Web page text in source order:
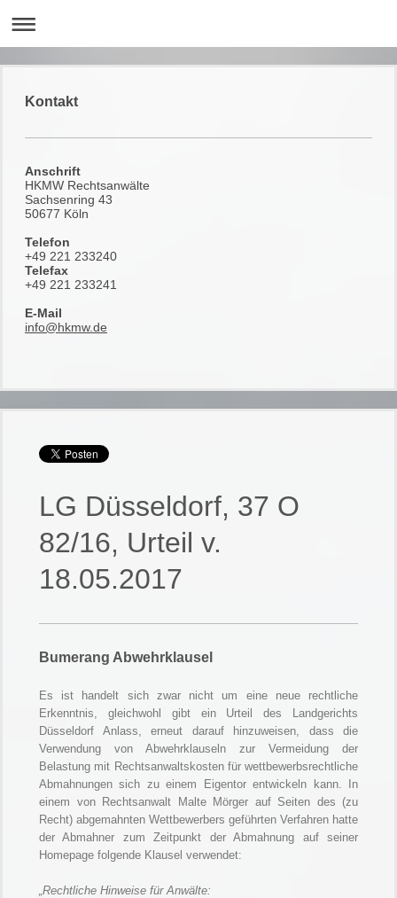
Kontakt
Anschrift
HKMW Rechtsanwälte
Sachsenring 43
50677 Köln
Telefon
+49 221 233240
Telefax
+49 221 233241
E-Mail
info@hkmw.de
LG Düsseldorf, 37 O
82/16, Urteil v.
18.05.2017
Bumerang Abwehrklausel
Es ist handelt sich zwar nicht um eine neue rechtliche
Erkenntnis, gleichwohl gibt ein Urteil des Landgerichts
Düsseldorf Anlass, erneut darauf hinzuweisen, dass die
Verwendung von Abwehrklauseln zur Vermeidung der
Belastung mit Rechtsanwaltskosten für wettbewerbsrechtliche
Abmahnungen sich zu einem Eigentor entwickeln kann. In
einem von Rechtsanwalt Malte Mörger auf Seiten des (zu
Recht) abgemahnten Wettbewerbers geführten Verfahren hatte
der Abmahner zum Zeitpunkt der Abmahnung auf seiner
Homepage folgende Klausel verwendet:
„Rechtliche Hinweise für Anwälte: